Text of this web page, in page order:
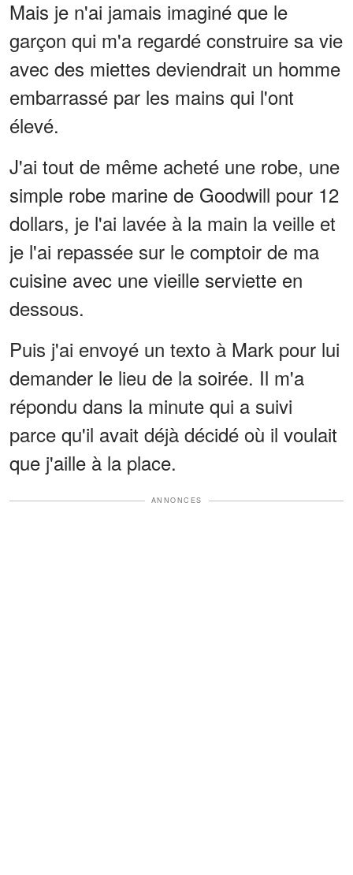
Mais je n'ai jamais imaginé que le
garçon qui m'a regardé construire sa vie
avec des miettes deviendrait un homme
embarrassé par les mains qui l'ont
élevé.
J'ai tout de même acheté une robe, une
simple robe marine de Goodwill pour 12
dollars, je l'ai lavée à la main la veille et
je l'ai repassée sur le comptoir de ma
cuisine avec une vieille serviette en
dessous.
Puis j'ai envoyé un texto à Mark pour lui
demander le lieu de la soirée. Il m'a
répondu dans la minute qui a suivi
parce qu'il avait déjà décidé où il voulait
que j'aille à la place.
ANNONCES